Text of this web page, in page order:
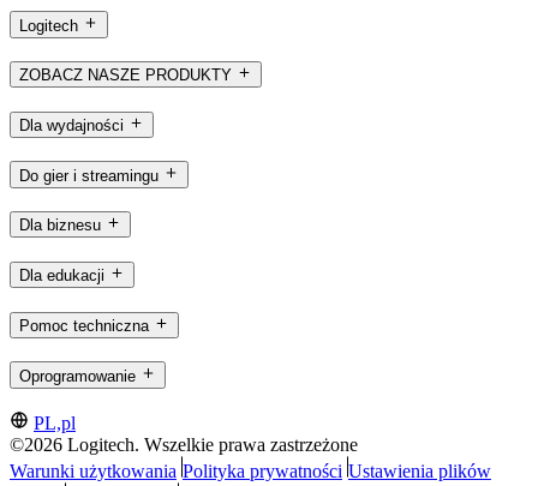
Logitech
ZOBACZ NASZE PRODUKTY
Dla wydajności
Do gier i streamingu
Dla biznesu
Dla edukacji
Pomoc techniczna
Oprogramowanie
PL,pl
©2026 Logitech. Wszelkie prawa zastrzeżone
Warunki użytkowania Polityka prywatności Ustawienia plików